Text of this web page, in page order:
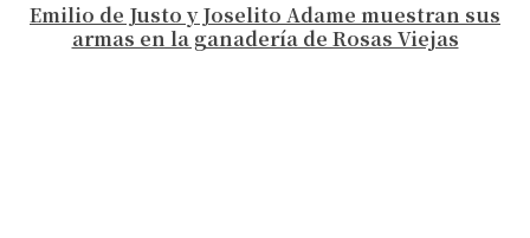
Emilio de Justo y Joselito Adame muestran sus
armas en la ganadería de Rosas Viejas